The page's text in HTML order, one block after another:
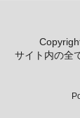
サイト内の全